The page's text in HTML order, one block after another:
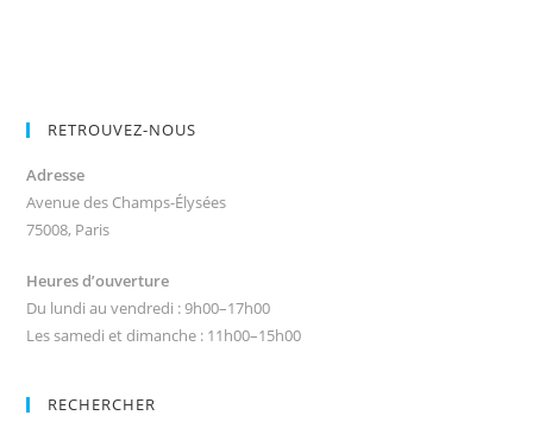
RETROUVEZ-NOUS
Adresse
Avenue des Champs-Élysées
75008, Paris
Heures d’ouverture
Du lundi au vendredi : 9h00–17h00
Les samedi et dimanche : 11h00–15h00
RECHERCHER